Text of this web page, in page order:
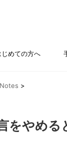
じめての方へ
Notes >
をやめる